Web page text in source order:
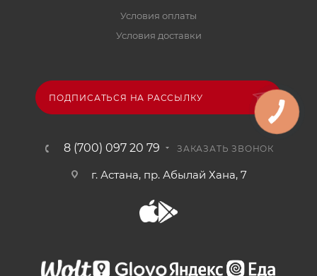
Условия оплаты
Условия доставки
ПОДПИСАТЬСЯ НА РАССЫЛКУ
8 (700) 097 20 79 ЗАКАЗАТЬ ЗВОНОК
г. Астана, пр. Абылай Хана, 7